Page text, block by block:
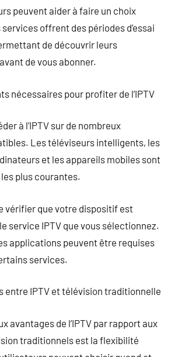
peuvent aider à faire un choix
offrent des périodes d’essai
de découvrir leurs
de vous abonner.
nécessaires pour profiter de l’IPTV
à l’IPTV sur de nombreux
Les téléviseurs intelligents, les
et les appareils mobiles sont
plus courantes.
vérifier que votre dispositif est
service IPTV que vous sélectionnez.
applications peuvent être requises
services.
entre IPTV et télévision traditionnelle
avantages de l’IPTV par rapport aux
traditionnels est la flexibilité